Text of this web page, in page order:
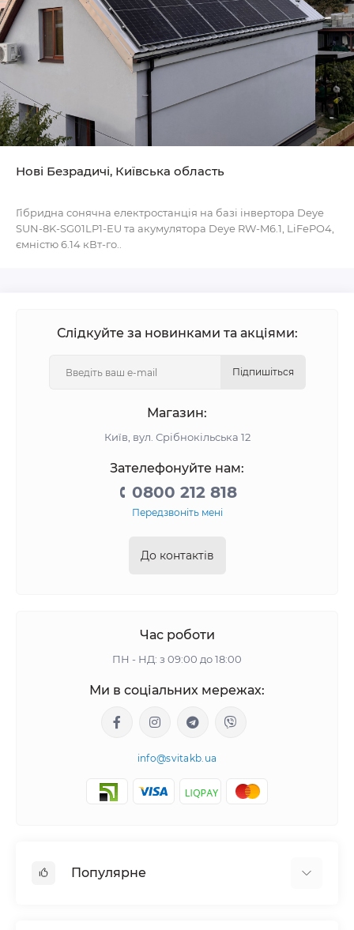
Нові Безрадичі, Київська область
Гібридна сонячна електростанція на базі інвертора Deye
SUN-8K-SG01LP1-EU та акумулятора Deye RW-M6.1, LiFePO4,
ємністю 6.14 кВт-го..
Слідкуйте за новинками та акціями:
Підпишіться
Магазин:
Київ, вул. Срібнокільська 12
Зателефонуйте нам:
0800 212 818
Передзвоніть мені
До контактів
Час роботи
ПН - НД: з 09:00 до 18:00
Ми в соціальних мережах:
info@svitakb.ua
Популярне